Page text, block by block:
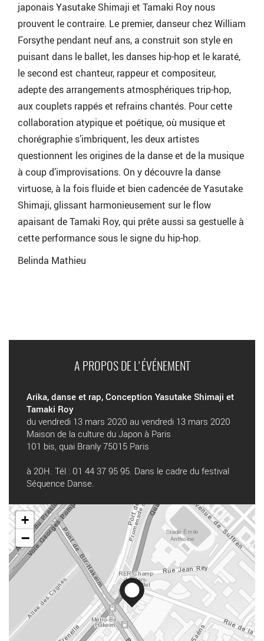
japonais Yasutake Shimaji et Tamaki Roy nous
prouvent le contraire. Le premier, danseur chez William
Forsythe pendant neuf ans, a construit son style en
puisant dans le ballet, les danses hip-hop et le karaté,
le second est chanteur, rappeur et compositeur,
adepte des arrangements atmosphériques trip-hop,
aux couplets rappés et refrains chantés. Pour cette
collaboration atypique et poétique, où musique et
chorégraphie s’imbriquent, les deux artistes
questionnent les origines de la danse et de la musique
à coup d’improvisations. On y découvre la danse
virtuose, à la fois fluide et bien cadencée de Yasutake
Shimaji, glissant harmonieusement sur le flow
apaisant de Tamaki Roy, qui prête aussi sa gestuelle à
cette performance sous le signe du hip-hop.
Belinda Mathieu
A PROPOS DE L'ÉVÉNEMENT
Arika, danse et rap, Conception Yasutake Shimaji et
Tamaki Roy
du vendredi 13 mars 2020 au vendredi 13 mars 2020
Maison de la culture du Japon à Paris
101 bis, quai Branly 75015 Paris
à 20H. Tél : 01 44 37 95 95. Dans le cadre du festival
Séquence Danse.
+
−